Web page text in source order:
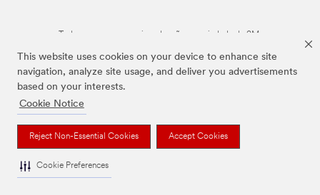
This website uses cookies on your device to enhance site
navigation, analyze site usage, and deliver you advertisements
based on your interests.
Cookie Notice
Reject Non-Essential Cookies Accept Cookies
Cookie Preferences
Todas as marcas mencionadas são propriedade da 3M.